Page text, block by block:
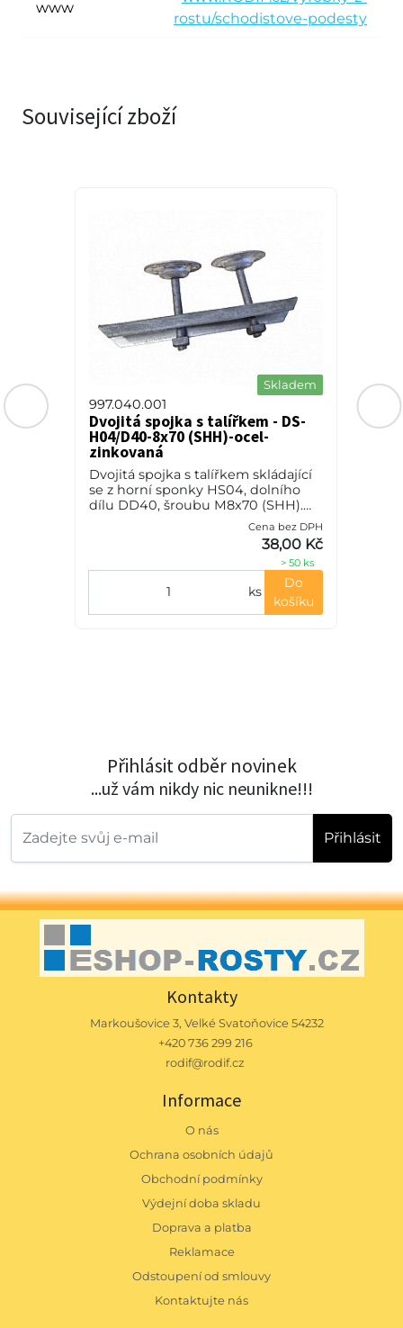
www
rostu/schodistove-podesty
Související zboží
Skladem
997.040.001
Dvojitá spojka s talířkem - DS-
H04/D40-8x70 (SHH)-ocel-
zinkovaná
Dvojitá spojka s talířkem skládající
se z horní sponky HS04, dolního
dílu DD40, šroubu M8x70 (SHH).
Výrobním materiálem je ocel-Cena bez DPH
38,00 Kč
> 50 ks
ks
Do
košíku
Přihlásit odběr novinek
...už vám nikdy nic neunikne!!!
Přihlásit
Kontakty
Markoušovice 3, Velké Svatoňovice 54232
+420 736 299 216
rodif@rodif.cz
Informace
O nás
Ochrana osobních údajů
Obchodní podmínky
Výdejní doba skladu
Doprava a platba
Reklamace
Odstoupení od smlouvy
Kontaktujte nás